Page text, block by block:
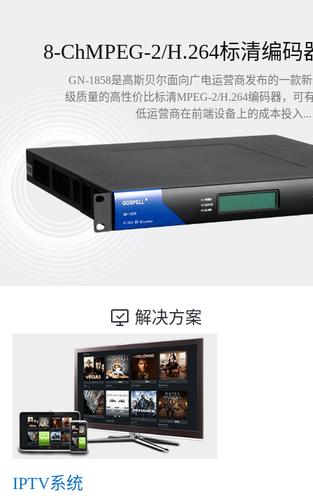
8-ChMPEG-2/H.264标清编码
GN-1858是高斯贝尔面向广电运营商发布的一款
级质量的高性价比标清MPEG-2/H.264编码器，可
低运营商在前端设备上的成本投入...
解决方案
IPTV系统